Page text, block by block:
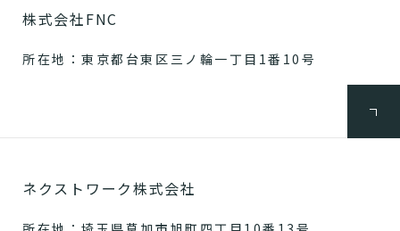
株式会社FNC
所在地：東京都台東区三ノ輪一丁目1番10号
ネクストワーク株式会社